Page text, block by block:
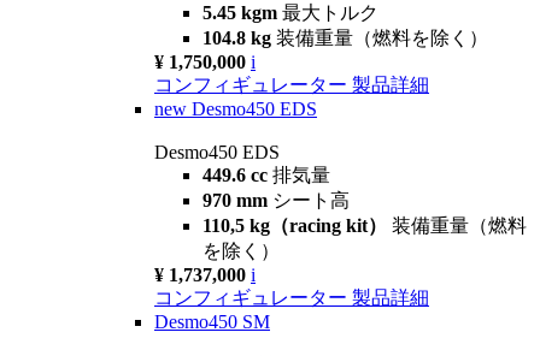
5.45 kgm 最大トルク
104.8 kg 装備重量（燃料を除く）
¥ 1,750,000 i
コンフィギュレーター 製品詳細
new Desmo450 EDS
Desmo450 EDS
449.6 cc 排気量
970 mm シート高
110,5 kg（racing kit） 装備重量（燃料
を除く）
¥ 1,737,000 i
コンフィギュレーター 製品詳細
Desmo450 SM